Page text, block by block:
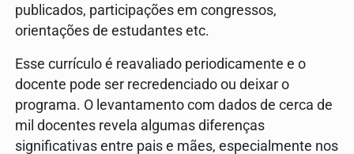
publicados, participações em congressos,
orientações de estudantes etc.
Esse currículo é reavaliado periodicamente e o
docente pode ser recredenciado ou deixar o
programa. O levantamento com dados de cerca de
mil docentes revela algumas diferenças
significativas entre pais e mães, especialmente nos